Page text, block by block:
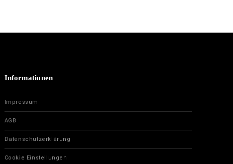
Informationen
Impressum
AGB
Datenschutzerklärung
Cookie Einstellungen